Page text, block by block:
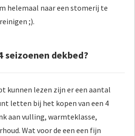
helemaal naar een stomerij te
;).
seizoenen dekbed?
kunnen lezen zijn er een aantal
letten bij het kopen van een 4
aan vulling, warmteklasse,
Wat voor de een een fijn